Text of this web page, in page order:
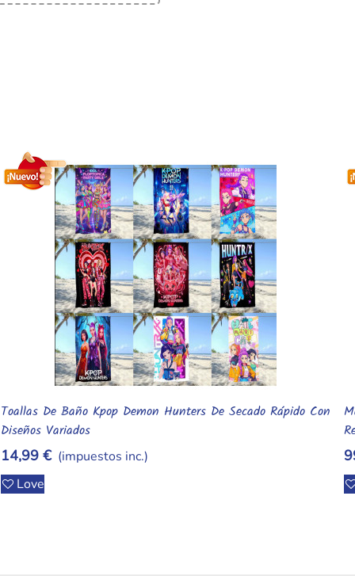
Añadir Al Carrito
Muñeca Bebé Reborn De Silicona Suave Y Elástica – Mini
Realista Económica
99,99 € (impuestos inc.)
Love
–